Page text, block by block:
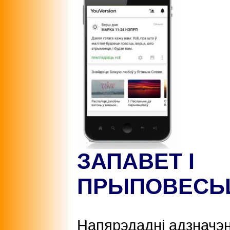
ЗАПАВЕТ І
Напярэдадні